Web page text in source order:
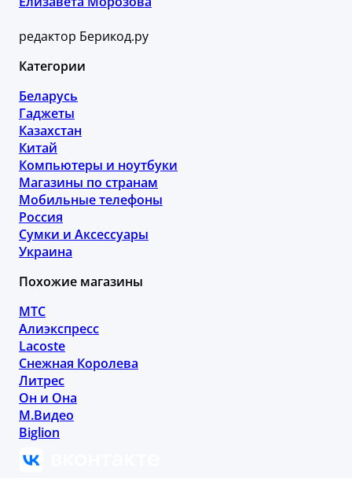
редактор Берикод.ру
Категории
Беларусь
Гаджеты
Казахстан
Китай
Компьютеры и ноутбуки
Магазины по странам
Мобильные телефоны
Россия
Сумки и Аксессуары
Украина
Похожие магазины
МТС
Алиэкспресс
Lacoste
Снежная Королева
Литрес
Он и Она
М.Видео
Biglion